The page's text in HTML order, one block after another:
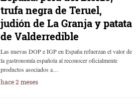
trufa negra de Teruel,
judión de La Granja y patata
de Valderredible
Las nuevas DOP e IGP en España refuerzan el valor de
la gastronomía española al reconocer oficialmente
productos asociados a…
hace 2 meses